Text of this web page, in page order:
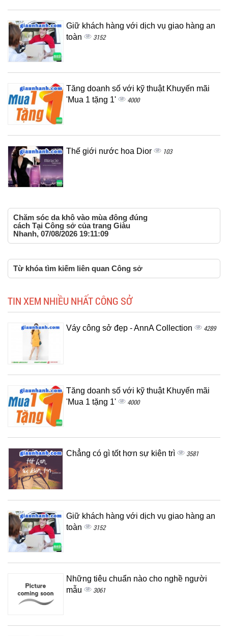
Giữ khách hàng với dịch vụ giao hàng an
toàn
3152
Tăng doanh số với kỹ thuật Khuyến mãi
'Mua 1 tặng 1'
4000
Thế giới nước hoa Dior 103
Chăm sóc da khô vào mùa đông đúng
cách Tại Công sở của trang Giàu
Nhanh, 07/08/2026 19:11:09
Từ khóa tìm kiếm liên quan Công sở
TIN XEM NHIỀU NHẤT CÔNG SỞ
Váy công sở đẹp - AnnA Collection 4289
Tăng doanh số với kỹ thuật Khuyến mãi
'Mua 1 tặng 1'
4000
Chẳng có gì tốt hơn sự kiên trì 3581
Giữ khách hàng với dịch vụ giao hàng an
toàn
3152
Những tiêu chuẩn nào cho nghề người
mẫu
3061